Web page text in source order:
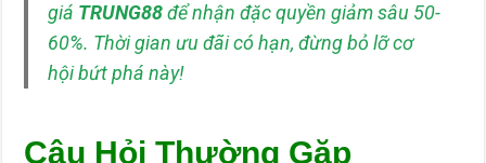
giá TRUNG88để nhận đặc quyền giảm sâu 50-
60%. Thời gian ưu đãi có hạn, đừng bỏ lỡ cơ
hội bứt phá này!
Câu Hỏi Thường Gặp